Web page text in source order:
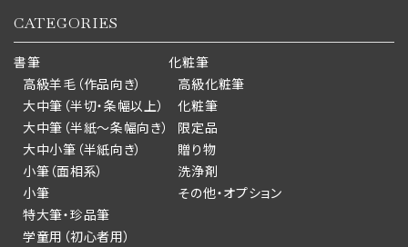
CATEGORIES
書筆
高級羊毛（作品向き）
大中筆（半切・条幅以上）
大中筆（半紙～条幅向き）
大中小筆（半紙向き）
小筆（面相系）
小筆
特大筆・珍品筆
学童用（初心者用）
化粧筆
高級化粧筆
化粧筆
限定品
贈り物
洗浄剤
その他・オプション